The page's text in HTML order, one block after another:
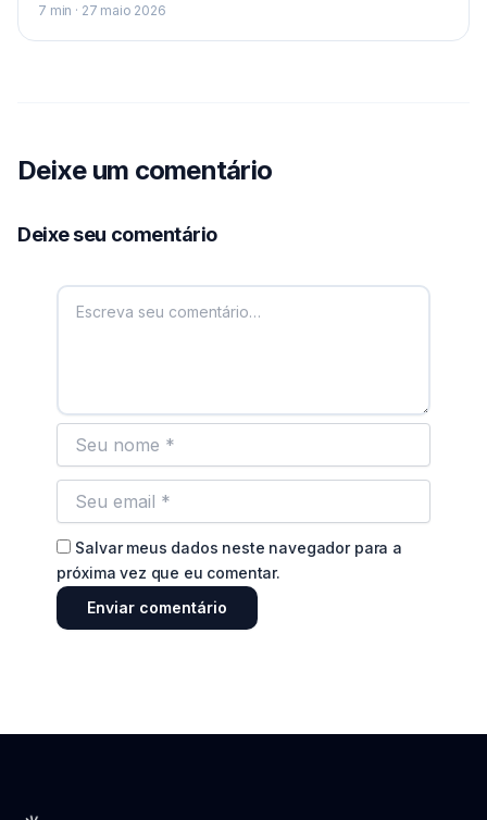
7 min · 27 maio 2026
Deixe um comentário
Deixe seu comentário
Salvar meus dados neste navegador para a
próxima vez que eu comentar.